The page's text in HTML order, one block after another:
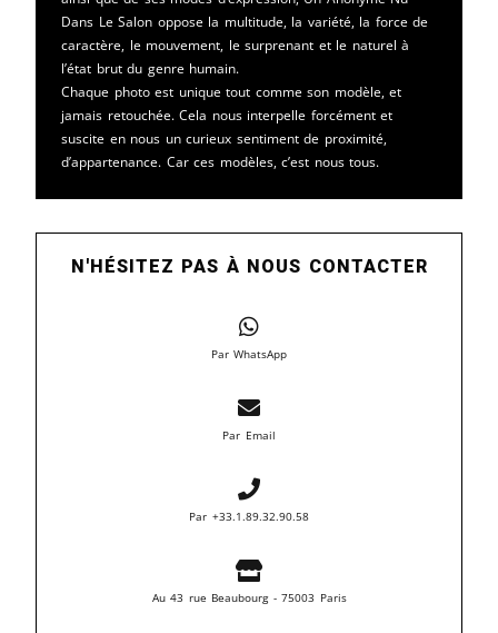
Dans Le Salon oppose la multitude, la variété, la force de
caractère, le mouvement, le surprenant et le naturel à
l’état brut du genre humain.
Chaque photo est unique tout comme son modèle, et
jamais retouchée. Cela nous interpelle forcément et
suscite en nous un curieux sentiment de proximité,
d’appartenance. Car ces modèles, c’est nous tous.
N'HÉSITEZ PAS À NOUS CONTACTER
Par WhatsApp
Par Email
Par +33.1.89.32.90.58
Au 43 rue Beaubourg - 75003 Paris